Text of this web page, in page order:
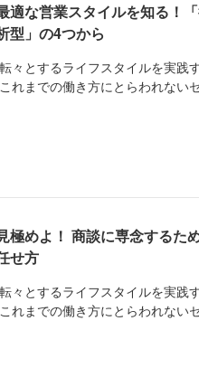
な営業スタイルを知る！「
型」の4つから
々とするライフスタイルを実践
れまでの働き方にとらわれない
極めよ！ 商談に専念するた
せ方
々とするライフスタイルを実践
れまでの働き方にとらわれない